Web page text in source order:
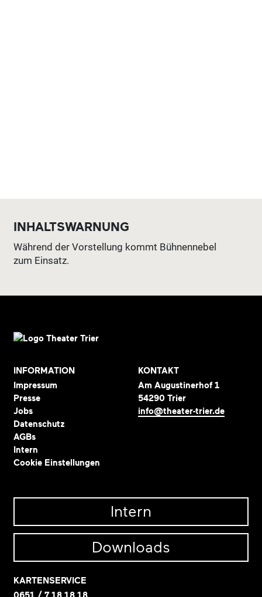
INHALTSWARNUNG
Während der Vorstellung kommt Bühnennebel
zum Einsatz.
INFORMATION
Impressum
Presse
Jobs
Datenschutz
AGBs
Intern
Cookie Einstellungen
KONTAKT
Am Augustinerhof 1
54290 Trier
info@theater-trier.de
Intern
Downloads
KARTENSERVICE